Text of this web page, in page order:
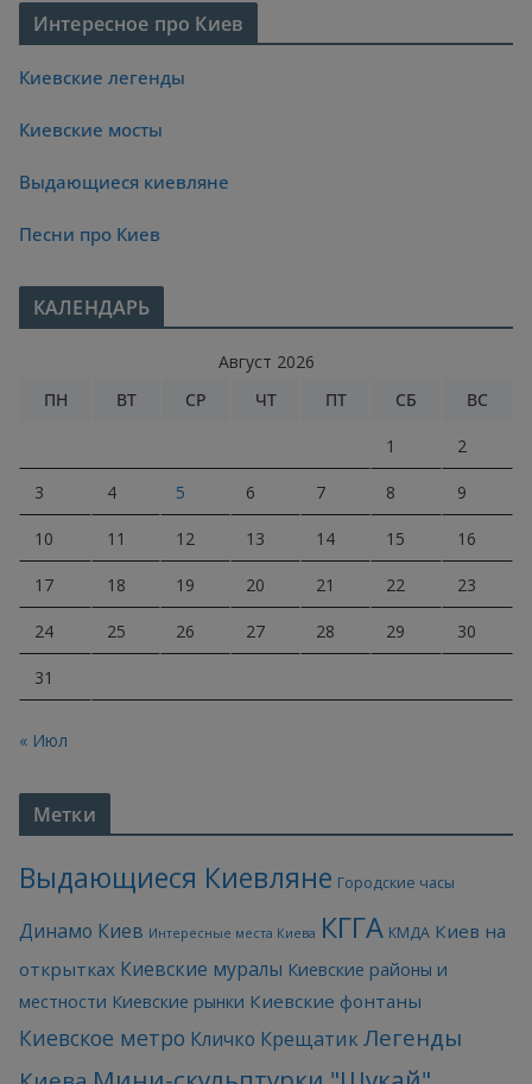
Интересное про Киев
Киевские легенды
Киевские мосты
Выдающиеся киевляне
Песни про Киев
КАЛЕНДАРЬ
Август 2026
ПН
ВТ СР ЧТ ПТ СБ ВС
1 2
3 4 5 6 7 8 9
10 11 12 13 14 15 16
17 18 19 20 21 22 23
24 25 26 27 28 29 30
31
« Июл
Метки
Выдающиеся Киевляне Городские часы
Динамо Киев Интересные места Киева КГГА КМДА Киев на
открытках Киевские муралы Киевские районы и
местности Киевские рынки Киевские фонтаны
Киевское метро Кличко КрещатикЛегенды